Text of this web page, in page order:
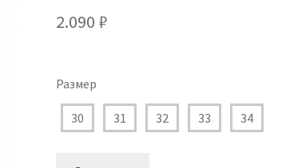
2.090 ₽
Размер
30 31 32 33 34